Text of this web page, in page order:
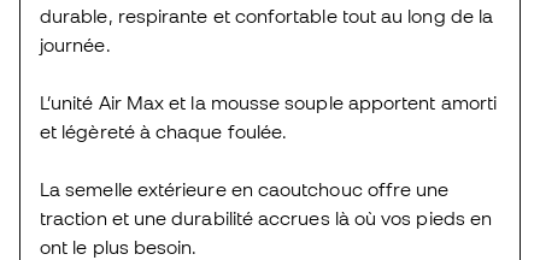
durable, respirante et confortable tout au long de la
journée.
L’unité Air Max et la mousse souple apportent amorti
et légèreté à chaque foulée.
La semelle extérieure en caoutchouc offre une
traction et une durabilité accrues là où vos pieds en
ont le plus besoin.